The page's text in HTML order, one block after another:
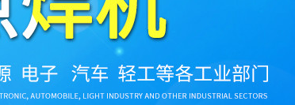
对焊机
移动式点焊机
技术知识